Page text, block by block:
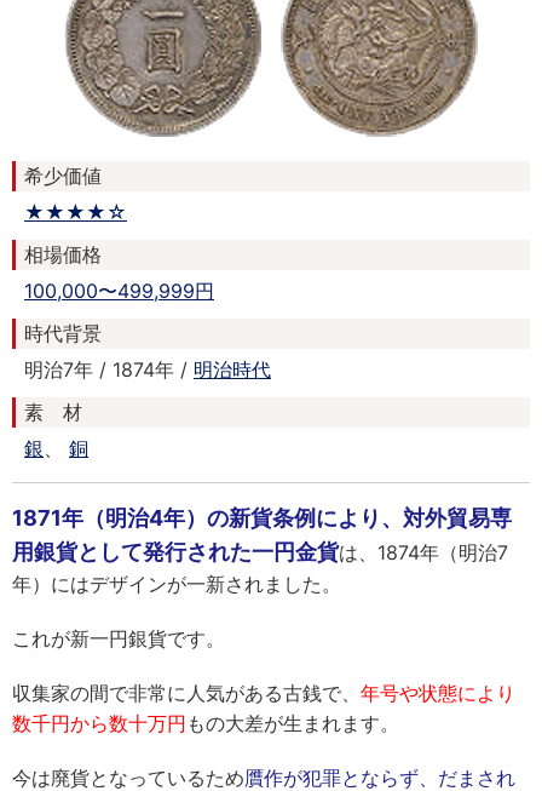
希少価値
★★★★☆
相場価格
100,000〜499,999円
時代背景
明治7年 / 1874年 / 明治時代
素 材
銀
銅
1871年（明治4年）の新貨条例により、対外貿易専
用銀貨として発行された一円金貨は、1874年（明治7
年）にはデザインが一新されました。
これが新一円銀貨です。
収集家の間で非常に人気がある古銭で、 年号や状態により
数千円から数十万円 もの大差が生まれます。
今は廃貨となっているため贋作が犯罪とならず、だまされ